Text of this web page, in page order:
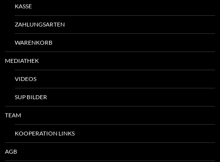
KASSE
ZAHLUNGSARTEN
WARENKORB
MEDIATHEK
VIDEOS
SUP BILDER
TEAM
KOOPERATION LINKS
AGB